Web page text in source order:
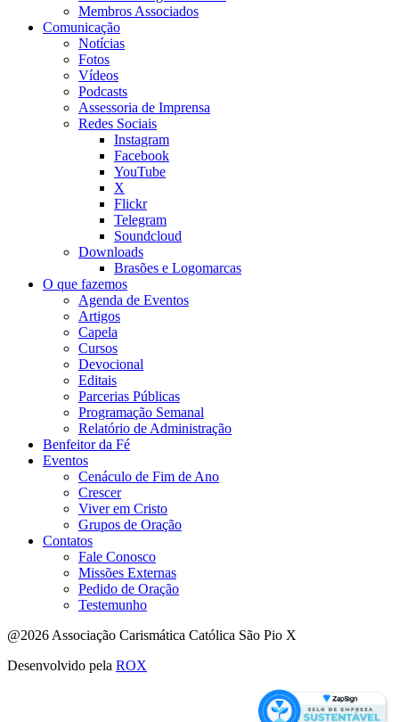
Membros Associados
Comunicação
Notícias
Fotos
Vídeos
Podcasts
Assessoria de Imprensa
Redes Sociais
Instagram
Facebook
YouTube
X
Flickr
Telegram
Soundcloud
Downloads
Brasões e Logomarcas
O que fazemos
Agenda de Eventos
Artigos
Capela
Cursos
Devocional
Editais
Parcerias Públicas
Programação Semanal
Relatório de Administração
Benfeitor da Fé
Eventos
Cenáculo de Fim de Ano
Crescer
Viver em Cristo
Grupos de Oração
Contatos
Fale Conosco
Missões Externas
Pedido de Oração
Testemunho
@2026 Associação Carismática Católica São Pio X
Desenvolvido pela ROX